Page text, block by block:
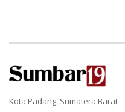
Kota Padang, Sumatera Barat